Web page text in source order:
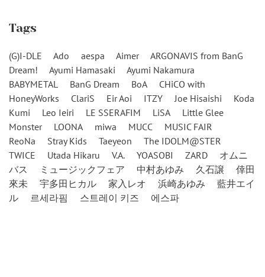
Tags
(G)I-DLE Ado aespa Aimer
ARGONAVIS from BanG
Dream!
Ayumi Hamasaki
Ayumi Nakamura
BABYMETAL
BanG Dream BoA
CHiCO with
HoneyWorks
ClariS Eir Aoi ITZY Joe Hisaishi
Koda
Kumi
Leo Ieiri LE SSERAFIM LiSA
Little Glee
Monster
LOONA miwa MUCC
MUSIC FAIR
ReoNa
Stray Kids Taeyeon
The IDOLM@STER
TWICE
Utada Hikaru V.A. YOASOBI ZARD
オムニ
バス
ミュージックフェア 中村あゆみ 久石譲
倖田
來未
宇多田ヒカル 家入レオ 浜崎あゆみ
藍井エイ
ル
르세라핌 스트레이 키즈 에스파